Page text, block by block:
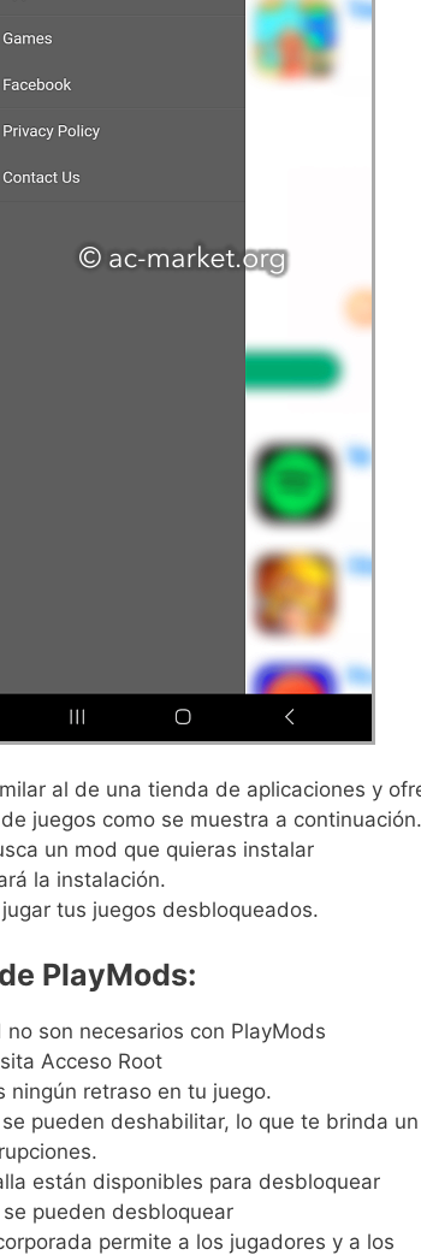
al de una tienda de aplicaciones y
juegos como se muestra a continuación.
un mod que quieras instalar
la instalación.
tus juegos desbloqueados.
PlayMods:
son necesarios con PlayMods
Acceso Root
ningún retraso en tu juego.
pueden deshabilitar, lo que te brinda
están disponibles para desbloquear
pueden desbloquear
permite a los jugadores y a los